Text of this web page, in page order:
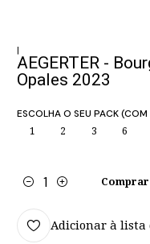
|
AEGERTER -
Opales 2023
ESCOLHA O SEU PACK
1 2 3 6
Quantidade
Adicionar à lista